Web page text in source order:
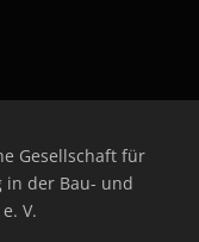
Gesellschaft für
in der Bau- und
V.